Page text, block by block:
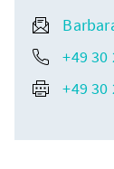
+49 30
+49 30